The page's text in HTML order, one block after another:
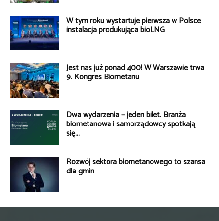
W tym roku wystartuje pierwsza w Polsce
instalacja produkująca bioLNG
Jest nas już ponad 400! W Warszawie trwa
9. Kongres Biometanu
Dwa wydarzenia – jeden bilet. Branża
biometanowa i samorządowcy spotkają
się...
Rozwój sektora biometanowego to szansa
dla gmin